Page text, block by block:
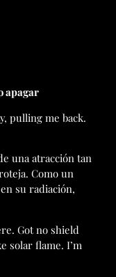
apagar
pulling me back.
una atracción tan
Como un
su radiación,
Got no shield
solar flame. I’m